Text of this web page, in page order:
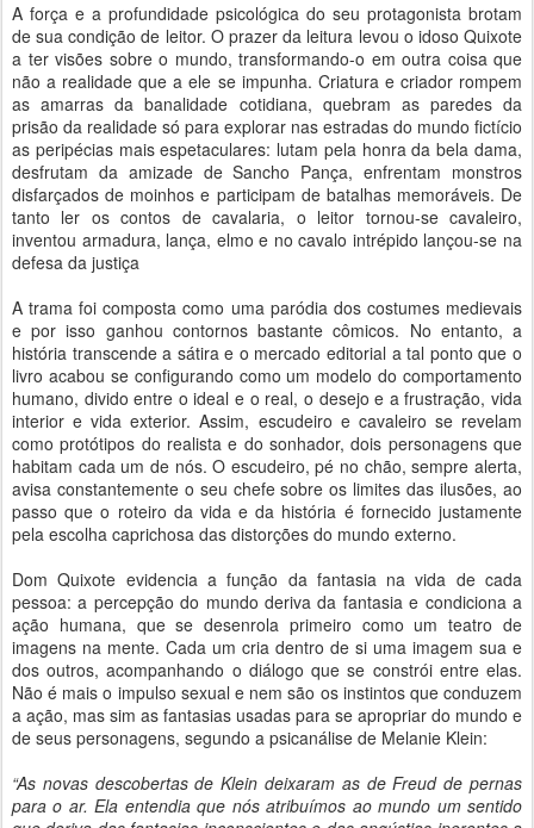
A força e a profundidade psicológica do seu protagonista brotam
de sua condição de leitor. O prazer da leitura levou o idoso Quixote
a ter visões sobre o mundo, transformando-o em outra coisa que
não a realidade que a ele se impunha. Criatura e criador rompem
as amarras da banalidade cotidiana, quebram as paredes da
prisão da realidade só para explorar nas estradas do mundo fictício
as peripécias mais espetaculares: lutam pela honra da bela dama,
desfrutam da amizade de Sancho Pança, enfrentam monstros
disfarçados de moinhos e participam de batalhas memoráveis. De
tanto ler os contos de cavalaria, o leitor tornou-se cavaleiro,
inventou armadura, lança, elmo e no cavalo intrépido lançou-se na
defesa da justiça
A trama foi composta como uma paródia dos costumes medievais
e por isso ganhou contornos bastante cômicos. No entanto, a
história transcende a sátira e o mercado editorial a tal ponto que o
livro acabou se configurando como um modelo do comportamento
humano, divido entre o ideal e o real, o desejo e a frustração, vida
interior e vida exterior. Assim, escudeiro e cavaleiro se revelam
como protótipos do realista e do sonhador, dois personagens que
habitam cada um de nós. O escudeiro, pé no chão, sempre alerta,
avisa constantemente o seu chefe sobre os limites das ilusões, ao
passo que o roteiro da vida e da história é fornecido justamente
pela escolha caprichosa das distorções do mundo externo.
Dom Quixote evidencia a função da fantasia na vida de cada
pessoa: a percepção do mundo deriva da fantasia e condiciona a
ação humana, que se desenrola primeiro como um teatro de
imagens na mente. Cada um cria dentro de si uma imagem sua e
dos outros, acompanhando o diálogo que se constrói entre elas.
Não é mais o impulso sexual e nem são os instintos que conduzem
a ação, mas sim as fantasias usadas para se apropriar do mundo e
de seus personagens, segundo a psicanálise de Melanie Klein:
“As novas descobertas de Klein deixaram as de Freud de pernas
para o ar. Ela entendia que nós atribuímos ao mundo um sentido